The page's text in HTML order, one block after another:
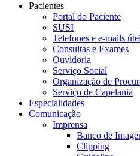
Pacientes
Portal do Paciente
SUSI
Telefones e e-mails
Consultas e Exames
Ouvidoria
Serviço Social
Organização de
Serviço de Capelania
Especialidades
Comunicação
Imprensa
Banco de
Clipping